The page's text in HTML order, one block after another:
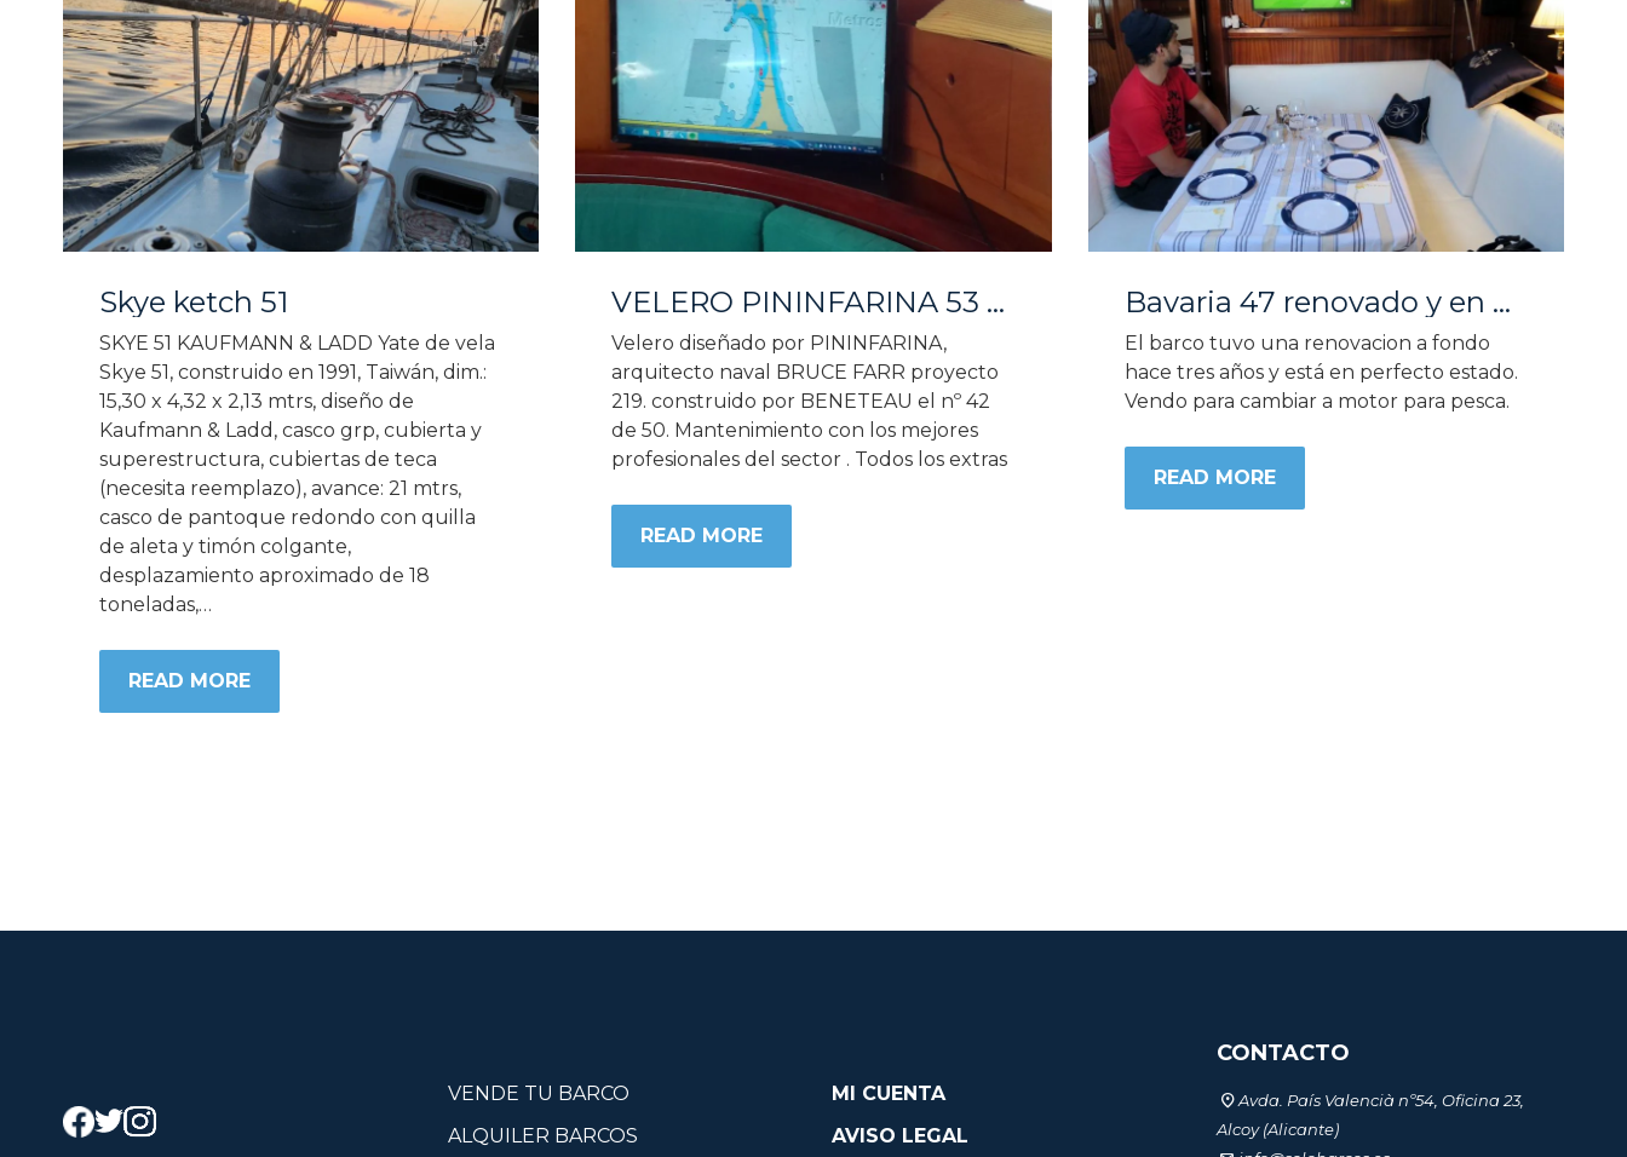
Skye ketch 51
SKYE 51 KAUFMANN & LADD Yate de vela
Skye 51, construido en 1991, Taiwán, dim.:
15,30 x 4,32 x 2,13 mtrs, diseño de
Kaufmann & Ladd, casco grp, cubierta y
superestructura, cubiertas de teca
(necesita reemplazo), avance: 21 mtrs,
casco de pantoque redondo con quilla
de aleta y timón colgante,
desplazamiento aproximado de 18
toneladas,…
READ MORE
VELERO PININFARINA 53 PIES
Velero diseñado por PININFARINA,
arquitecto naval BRUCE FARR proyecto
219. construido por BENETEAU el nº 42
de 50. Mantenimiento con los mejores
profesionales del sector . Todos los extras
READ MORE
Bavaria 47 renovado y en perfecto estado.
El barco tuvo una renovacion a fondo
hace tres años y está en perfecto estado.
Vendo para cambiar a motor para pesca.
READ MORE
VENDE TU BARCO
ALQUILER BARCOS
MI CUENTA
AVISO LEGAL
CONTACTO
Avda. País Valencià nº54, Oficina 23,
Alcoy (Alicante)